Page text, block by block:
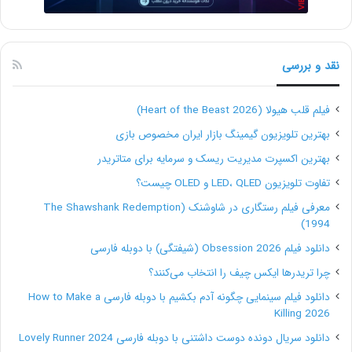
برود. بکآپ را جایی متفاوت از فایل‌های اصلی نگهداری
کنید.
قبل از جابجایی اسناد و انتقال آن‌ها به جایی دیگر، متد
و قانونی برای نام‌گذاری و نگهداری از فایل‌های خود
انتخاب کنید. با این کار ذخیره فایل‌ها در طول زمان به
خودی خود می‌تواند هدفمند و با نظم صورت گیرد.
نام‌گذاری‌های جدید برای ذخیره اطلاعات و همچنین
سازمان‌دهی آن‌ها را به حدی کوتاه انتخاب نکنید که
برای همیشه از یادتان فراموش شود. بهترین روش
نام‌گذاری، اسامی پروژه یا تاریخ انجام آن است. حتی
می‌توانید برای هر کارفرما پوشه‌ای جداگانه ایجاد و
اسناد را در آن ذخیره کنید.
نقد و بررسی
فیلم قلب هیولا (Heart of the Beast 2026)
بهترین تلویزیون گیمینگ بازار ایران مخصوص بازی
بهترین اکسپرت مدیریت ریسک و سرمایه برای متاتریدر
تفاوت تلویزیون LED، QLED و OLED چیست؟
معرفی فیلم رستگاری در شاوشنک (The Shawshank Redemption
1994)
دانلود فیلم Obsession 2026 (شیفتگی) با دوبله فارسی
چرا تریدرها ایکس چیف را انتخاب می‌کنند؟
دانلود فیلم سینمایی چگونه آدم بکشیم با دوبله فارسی How to Make a
Killing 2026
دانلود سریال دونده دوست داشتنی با دوبله فارسی Lovely Runner 2024